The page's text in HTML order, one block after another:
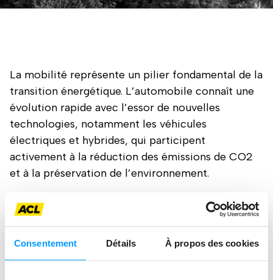
Consentement Détails À propos des cookies
La mobilité représente un pilier fondamental de la
transition énergétique. L’automobile connaît une
évolution rapide avec l’essor de nouvelles
technologies, notamment les véhicules
électriques et hybrides, qui participent
activement à la réduction des émissions de CO2
et à la préservation de l’environnement.
L’ACL accompagne les usagers de la route dans
indépendance. Nous mettons un point d’honneur à
offrir des conseils objectifs et neutres ; que ce